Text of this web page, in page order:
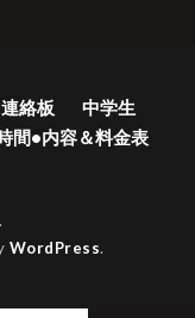
連絡板
中学生
間•内容＆料金表
.
WordPress.